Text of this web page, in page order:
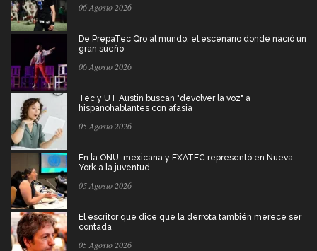
06 Agosto 2026
De PrepaTec Qro al mundo: el escenario donde nació un
gran sueño
06 Agosto 2026
Tec y UT Austin buscan "devolver la voz" a
hispanohablantes con afasia
05 Agosto 2026
En la ONU: mexicana y EXATEC representó en Nueva
York a la juventud
05 Agosto 2026
El escritor que dice que la derrota también merece ser
contada
05 Agosto 2026